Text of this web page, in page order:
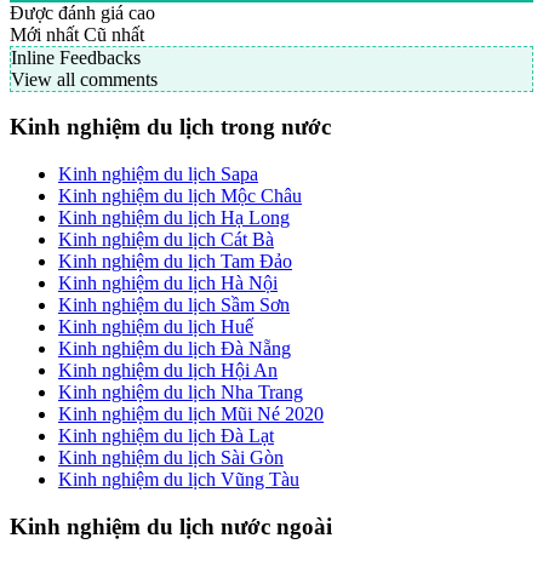
Được đánh giá cao
Mới nhất Cũ nhất
Inline Feedbacks
View all comments
Primary
Sidebar
Kinh nghiệm du lịch trong nước
Kinh nghiệm du lịch Sapa
Kinh nghiệm du lịch Mộc Châu
Kinh nghiệm du lịch Hạ Long
Kinh nghiệm du lịch Cát Bà
Kinh nghiệm du lịch Tam Đảo
Kinh nghiệm du lịch Hà Nội
Kinh nghiệm du lịch Sầm Sơn
Kinh nghiệm du lịch Huế
Kinh nghiệm du lịch Đà Nẵng
Kinh nghiệm du lịch Hội An
Kinh nghiệm du lịch Nha Trang
Kinh nghiệm du lịch Mũi Né 2020
Kinh nghiệm du lịch Đà Lạt
Kinh nghiệm du lịch Sài Gòn
Kinh nghiệm du lịch Vũng Tàu
Kinh nghiệm du lịch nước ngoài